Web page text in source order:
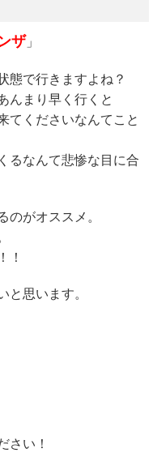
ザ 」
態で行きますよね？
んまり早く行くと
てくださいなんてこと
るなんて悲惨な目に合
のがオススメ。
！
と思います。
さい！